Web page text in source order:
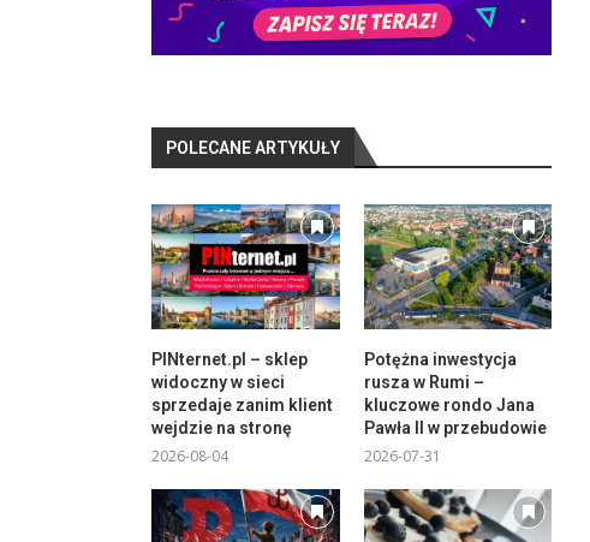
POLECANE ARTYKUŁY
PINternet.pl – sklep
widoczny w sieci
sprzedaje zanim klient
wejdzie na stronę
2026-08-04
Potężna inwestycja
rusza w Rumi –
kluczowe rondo Jana
Pawła II w przebudowie
2026-07-31